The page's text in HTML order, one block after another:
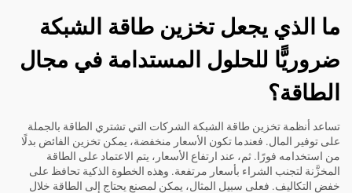
ما الذي يجعل تخزين طاقة الشبكة
ضروريًّا للحلول المستدامة في مجال
الطاقة؟
تساعد أنظمة تخزين طاقة الشبكة الشركات التي تشتري الطاقة بالجملة
على توفير المال. فعندما تكون الأسعار منخفضة، يمكن تخزين الفائض بدلًا
من استخدامه فورًا. ثم، عند ارتفاع الأسعار، يتم الاعتماد على الطاقة
المخزَّنة لتجنب الشراء بأسعار مرتفعة. وهذه الخطوة الذكية تحافظ على
خفض التكاليف. فعلى سبيل المثال، يمكن لمصنعٍ يحتاج إلى الطاقة خلال